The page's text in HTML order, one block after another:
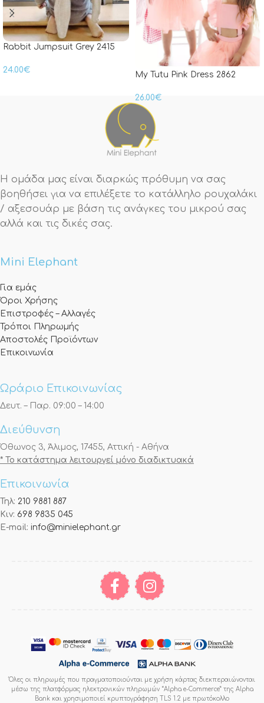
Rabbit Jumpsuit Grey 2415
24.00€
My Tutu Pink Dress 2862
26.00€
Η ομάδα μας είναι διαρκώς πρόθυμη να σας
βοηθήσει για να επιλέξετε το κατάλληλο ρουχαλάκι
/ αξεσουάρ με βάση τις ανάγκες του μικρού σας
αλλά και τις δικές σας.
Mini Elephant
Για εμάς
Όροι Χρήσης
Επιστροφές – Αλλαγές
Τρόποι Πληρωμής
Αποστολές Προϊόντων
Επικοινωνία
Ωράριο Επικοινωνίας
Δευτ. – Παρ. 09:00 – 14:00
Διεύθυνση
Όθωνος 3, Άλιμος, 17455, Αττική - Αθήνα
* Το κατάστημα λειτουργεί μόνο διαδικτυακά
Επικοινωνία
Τηλ: 210 9881 887
Κιν: 698 9835 045
E-mail: info@minielephant.gr
Όλες οι πληρωμές που πραγματοποιούνται με χρήση κάρτας διεκπεραιώνονται
μέσω της πλατφόρμας ηλεκτρονικών πληρωμών “Alpha e-Commerce” της Alpha
Bank και χρησιμοποιεί κρυπτογράφηση TLS 1.2 με πρωτόκολλο